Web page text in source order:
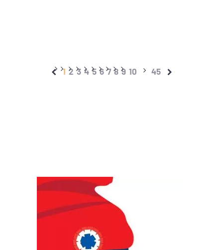
1 2 3 4 5 6 7 8 9 10 45